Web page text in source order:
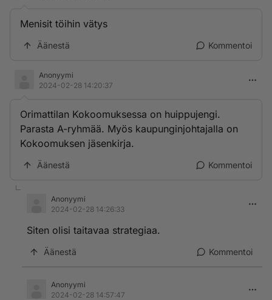
Menisit töihin vätys
Äänestä Kommentoi
Anonyymi
2024-02-28 14:20:37
Orimattilan Kokoomuksessa on huippujengi.
Parasta A-ryhmää. Myös kaupunginjohtajalla on
Kokoomuksen jäsenkirja.
Äänestä Kommentoi
Anonyymi
2024-02-28 14:26:33
Siten olisi taitavaa strategiaa.
Äänestä Kommentoi
Anonyymi
2024-02-28 14:57:47